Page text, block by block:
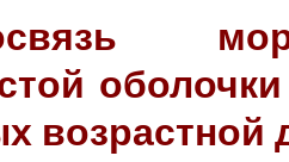
возрастной